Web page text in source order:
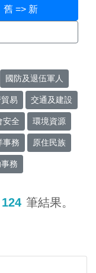
舊 => 新
國防及退伍軍人
易 交通及建設
安全 環境資源
事務 原住民族
務
124 筆結果。